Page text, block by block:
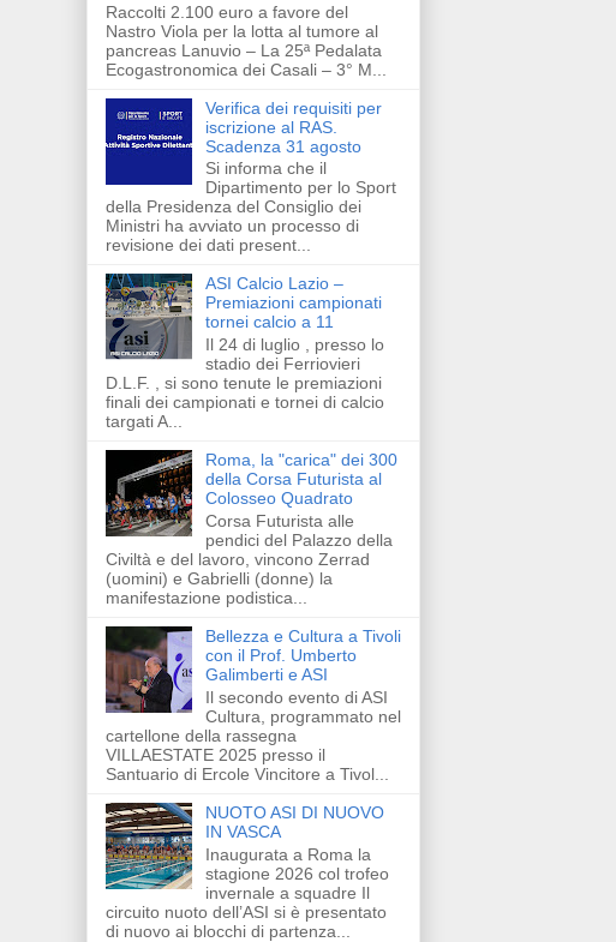
Raccolti 2.100 euro a favore del
Nastro Viola per la lotta al tumore al
pancreas Lanuvio – La 25ª Pedalata
Ecogastronomica dei Casali – 3° M...
Verifica dei requisiti per
iscrizione al RAS.
Scadenza 31 agosto
Si informa che il
Dipartimento per lo Sport
della Presidenza del Consiglio dei
Ministri ha avviato un processo di
revisione dei dati present...
ASI Calcio Lazio –
Premiazioni campionati
tornei calcio a 11
Il 24 di luglio , presso lo
stadio dei Ferriovieri
D.L.F. , si sono tenute le premiazioni
finali dei campionati e tornei di calcio
targati A...
Roma, la "carica" dei 300
della Corsa Futurista al
Colosseo Quadrato
Corsa Futurista alle
pendici del Palazzo della
Civiltà e del lavoro, vincono Zerrad
(uomini) e Gabrielli (donne) la
manifestazione podistica...
Bellezza e Cultura a Tivoli
con il Prof. Umberto
Galimberti e ASI
Il secondo evento di ASI
Cultura, programmato nel
cartellone della rassegna
VILLAESTATE 2025 presso il
Santuario di Ercole Vincitore a Tivol...
NUOTO ASI DI NUOVO
IN VASCA
Inaugurata a Roma la
stagione 2026 col trofeo
invernale a squadre Il
circuito nuoto dell’ASI si è presentato
di nuovo ai blocchi di partenza...